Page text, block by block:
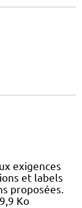
exigences
et labels
proposées.
Ko